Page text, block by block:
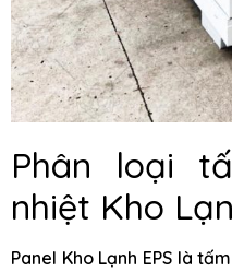
Phân loại
nhiệt Kho
Panel Kho Lạnh EPS là